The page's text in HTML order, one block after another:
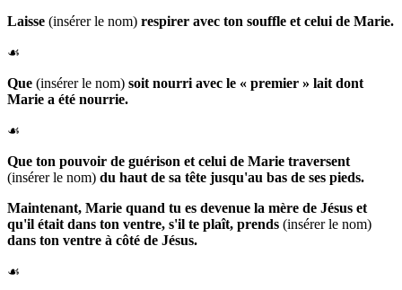
Laisse (insérer le nom) respirer avec ton souffle et celui de Marie.
☙
Que (insérer le nom) soit nourri avec le « premier » lait dont
Marie a été nourrie.
☙
Que ton pouvoir de guérison et celui de Marie traversent
(insérer le nom) du haut de sa tête jusqu'au bas de ses pieds.
Maintenant, Marie quand tu es devenue la mère de Jésus et
qu'il était dans ton ventre, s'il te plaît, prends (insérer le nom)
dans ton ventre à côté de Jésus.
☙